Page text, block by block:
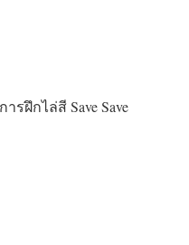
ฝึกไล่สี Save Save